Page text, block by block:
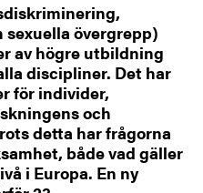
övergrepp)
av högre utbildning
discipliner. Det har
för individer,
och
detta har frågorna
både vad gäller
i Europa. En ny